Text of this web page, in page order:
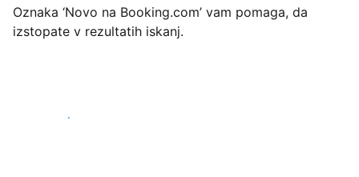
Oznaka ‘Novo na Booking.com’ vam pomaga, da
izstopate v rezultatih iskanj.
Začnite danes